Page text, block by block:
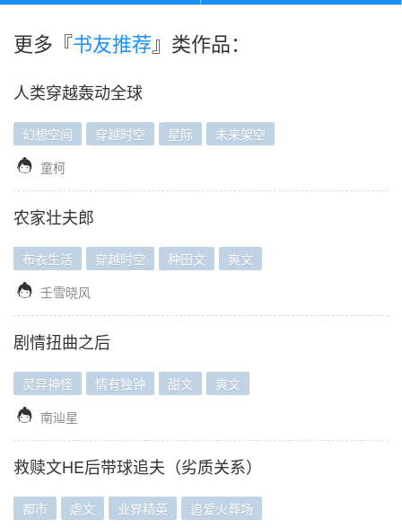
更多『书友推荐』类作品：
人类穿越轰动全球
幻想空间 穿越时空 星际 未来架空
 童柯
农家壮夫郎
布衣生活 穿越时空 种田文 爽文
 壬雪晓风
剧情扭曲之后
灵异神怪 情有独钟 甜文 爽文
 南辿星
救赎文HE后带球追夫（劣质关系）
都市 虐文 业界精英 追爱火葬场